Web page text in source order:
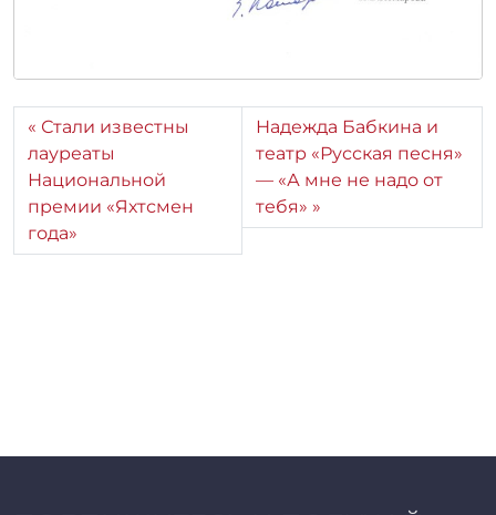
Стали известны
лауреаты
Национальной
премии «Яхтсмен
года»
Надежда Бабкина и
театр «Русская песня»
— «А мне не надо от
тебя»